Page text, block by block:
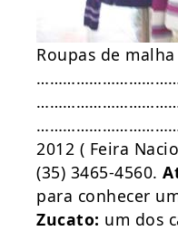
Roupas de
2012 ( Feira
(35) 3465-4560.
para conhecer
Zucato: um dos